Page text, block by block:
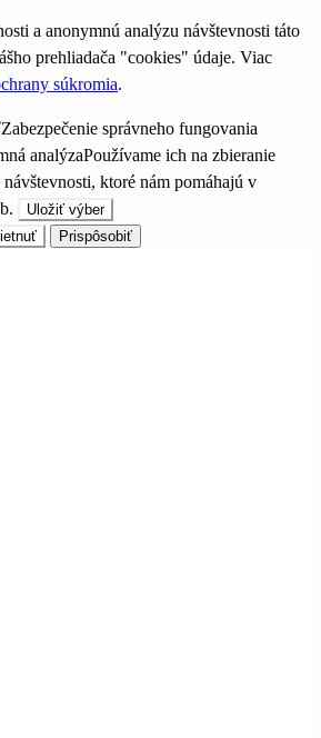
a anonymnú analýzu návštevnosti táto
prehliadača "cookies" údaje. Viac
súkromia.
Zabezpečenie správneho fungovania
analýzaPoužívame ich na zbieranie
návštevnosti, ktoré nám pomáhajú v
Uložiť výber
Prispôsobiť